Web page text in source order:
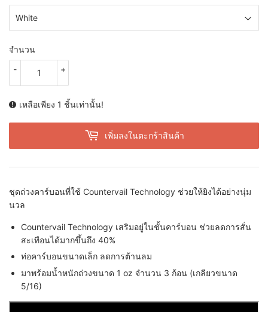
จำนวน
+
-
เหลือเพียง 1 ชิ้นเท่านั้น!
เพิ่มลงในตะกร้าสินค้า
ชุดถ่วงคาร์บอนที่ใช้ Countervail Technology ช่วยให้ยิงได้อย่างนุ่ม
นวล
Countervail Technology เสริมอยู่ในชั้นคาร์บอน ช่วยลดการสั่น
สะเทือนได้มากขึ้นถึง 40%
ท่อคาร์บอนขนาดเล็ก ลดการต้านลม
มาพร้อมน้ำหนักถ่วงขนาด 1 oz จำนวน 3 ก้อน (เกลียวขนาด
5/16)